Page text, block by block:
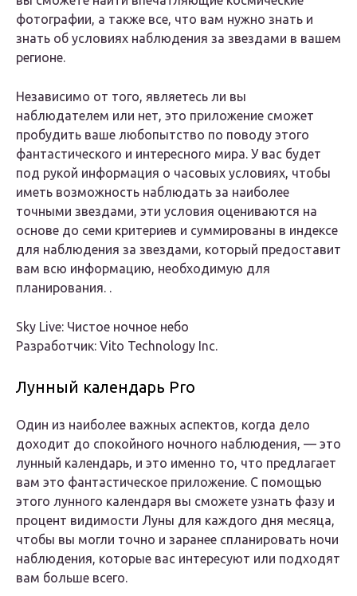
фотографии, а также все, что вам нужно знать и
знать об условиях наблюдения за звездами в вашем
регионе.
Независимо от того, являетесь ли вы
наблюдателем или нет, это приложение сможет
пробудить ваше любопытство по поводу этого
фантастического и интересного мира. У вас будет
под рукой информация о часовых условиях, чтобы
иметь возможность наблюдать за наиболее
точными звездами, эти условия оцениваются на
основе до семи критериев и суммированы в индексе
для наблюдения за звездами, который предоставит
вам всю информацию, необходимую для
планирования. .
Sky Live: Чистое ночное небо
Разработчик: Vito Technology Inc.
Лунный календарь Pro
Один из наиболее важных аспектов, когда дело
доходит до спокойного ночного наблюдения, — это
лунный календарь, и это именно то, что предлагает
вам это фантастическое приложение. С помощью
этого лунного календаря вы сможете узнать фазу и
процент видимости Луны для каждого дня месяца,
чтобы вы могли точно и заранее спланировать ночи
наблюдения, которые вас интересуют или подходят
вам больше всего.